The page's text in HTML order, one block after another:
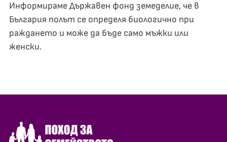
Информираме Държавен фонд земеделие, че в
България полът се определя биологично при
раждането и може да бъде само мъжки или
женски.